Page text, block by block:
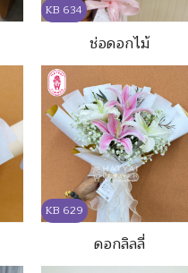
KB 634
ช่อดอกไม้
KB 629
ดอกลิลลี่